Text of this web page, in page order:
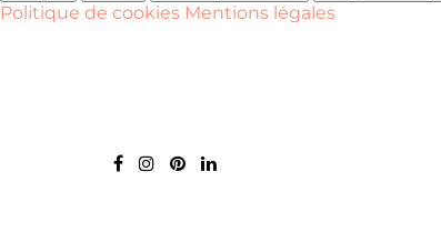
Politique de cookies Mentions légales